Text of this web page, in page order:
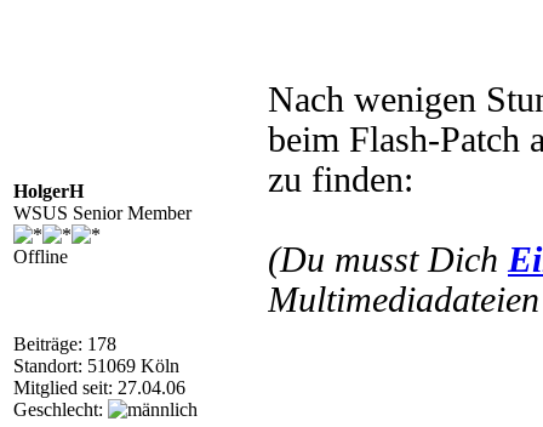
HolgerH
WSUS Senior Member
Offline
Beiträge: 178
Standort: 51069 Köln
Mitglied seit: 27.04.06
Geschlecht:
Nach wenigen
beim Flash-Patch
zu finden:
(Du musst Dich